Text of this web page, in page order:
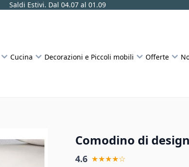
Saldi Estivi. Dal 04.07 al 01.09
Cucina Decorazioni e Piccoli mobili Offerte
Comodino di
4.6 ★★★★☆